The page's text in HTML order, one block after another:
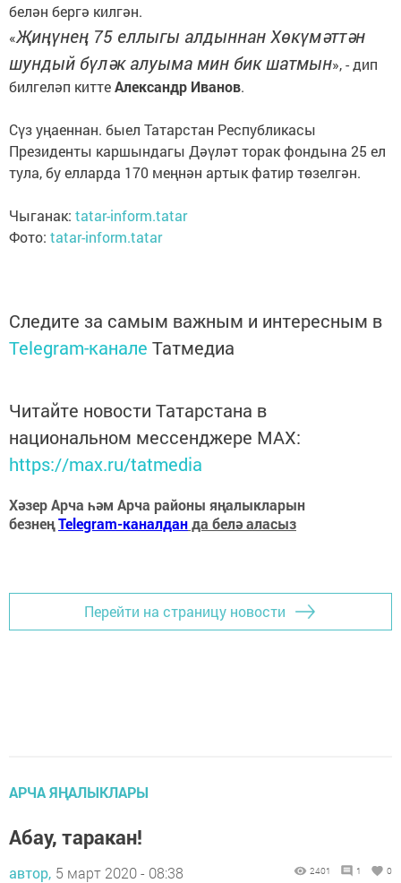
белән бергә килгән.
«Җиңүнең 75 еллыгы алдыннан Хөкүмәттән
шундый бүләк алуыма мин бик шатмын», - дип
билгеләп киттеАлександр Иванов.
Сүз уңаеннан. быел Татарстан Республикасы
Президенты каршындагы Дәүләт торак фондына 25 ел
тула, бу елларда 170 меңнән артык фатир төзелгән.
Чыганак: tatar-inform.tatar
Фото: tatar-inform.tatar
Следите за самым важным и интересным в
Telegram-канале Татмедиа
Читайте новости Татарстана в
национальном мессенджере MАХ:
https://max.ru/tatmedia
Хәзер Арча һәм Арча районы яңалыкларын
безнеңTelegram-каналданда белә аласыз
Перейти на страницу новости
АРЧА ЯҢАЛЫКЛАРЫ
Абау, таракан!
автор, 5 март 2020 - 08:38 2401 1 0